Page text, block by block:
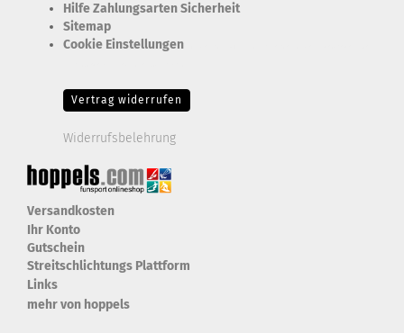
Hilfe Zahlungsarten Sicherheit
Sitemap
Cookie Einstellungen
Vertrag widerrufen
Widerrufsbelehrung
Versandkosten
Ihr Konto
Gutschein
Streitschlichtungs Plattform
Links
mehr von hoppels